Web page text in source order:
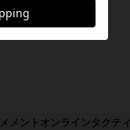
メメントオンラインタクテ